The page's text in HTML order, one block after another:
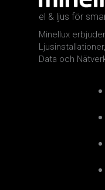
el & ljus för
Minellux
Data och